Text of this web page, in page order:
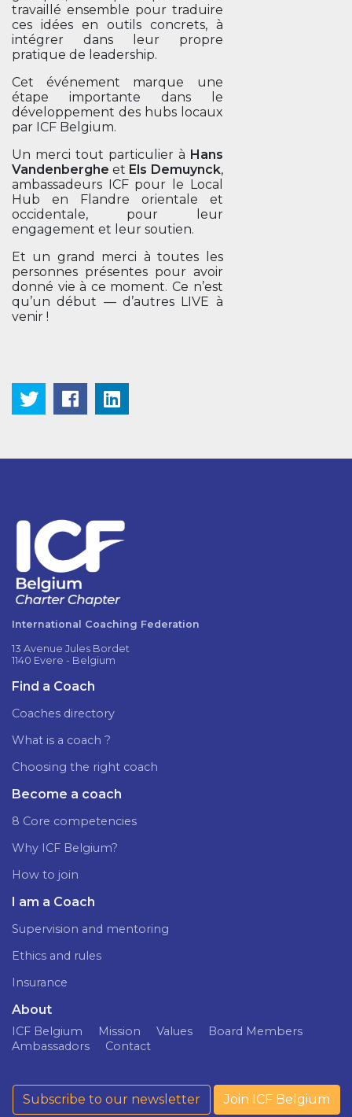
travaillé ensemble pour traduire
ces idées en outils concrets, à
intégrer dans leur propre
pratique de leadership.
Cet événement marque une
étape importante dans le
développement des hubs locaux
par ICF Belgium.
Un merci tout particulier à Hans
Vandenberghe et Els Demuynck,
ambassadeurs ICF pour le Local
Hub en Flandre orientale et
occidentale, pour leur
engagement et leur soutien.
Et un grand merci à toutes les
personnes présentes pour avoir
donné vie à ce moment. Ce n’est
qu’un début — d’autres LIVE à
venir !
International Coaching Federation
13 Avenue Jules Bordet
1140 Evere - Belgium
Find a Coach
Coaches directory
What is a coach ?
Choosing the right coach
Become a coach
8 Core competencies
Why ICF Belgium?
How to join
I am a Coach
Supervision and mentoring
Ethics and rules
Insurance
About
ICF Belgium Mission Values
Board Members
Ambassadors
Contact
Subscribe to our newsletter Join ICF Belgium